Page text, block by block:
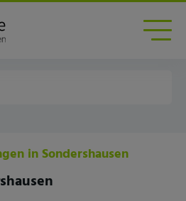
in Sondershausen